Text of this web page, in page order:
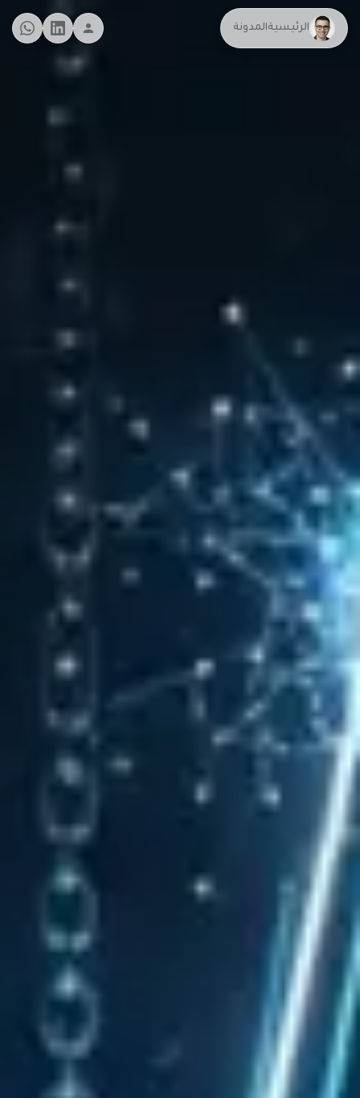
الرئيسيةالمدونة